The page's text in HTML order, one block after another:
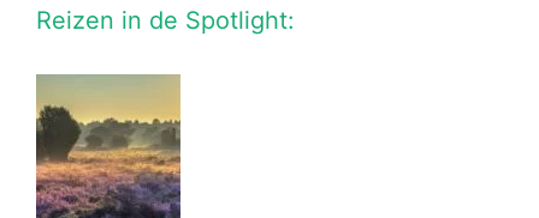
Reizen in de Spotlight: